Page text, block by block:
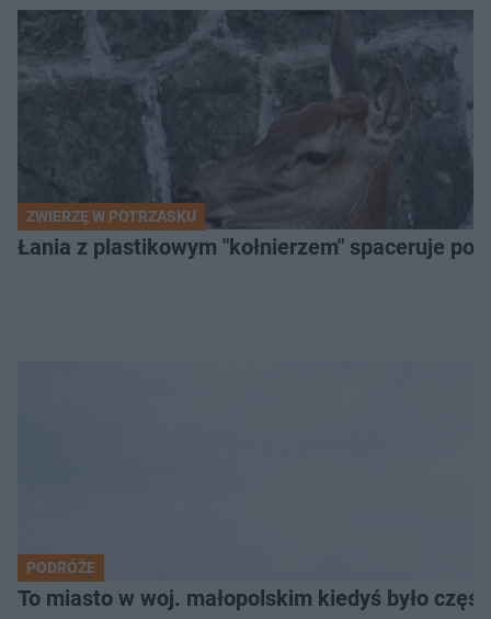
ZWIERZĘ W POTRZASKU
Łania z plastikowym "kołnierzem" spaceruje po
PODRÓŻE
To miasto w woj. małopolskim kiedyś było